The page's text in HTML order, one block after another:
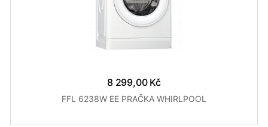
8 299,00 Kč
FFL 6238W EE PRAČKA WHIRLPOOL